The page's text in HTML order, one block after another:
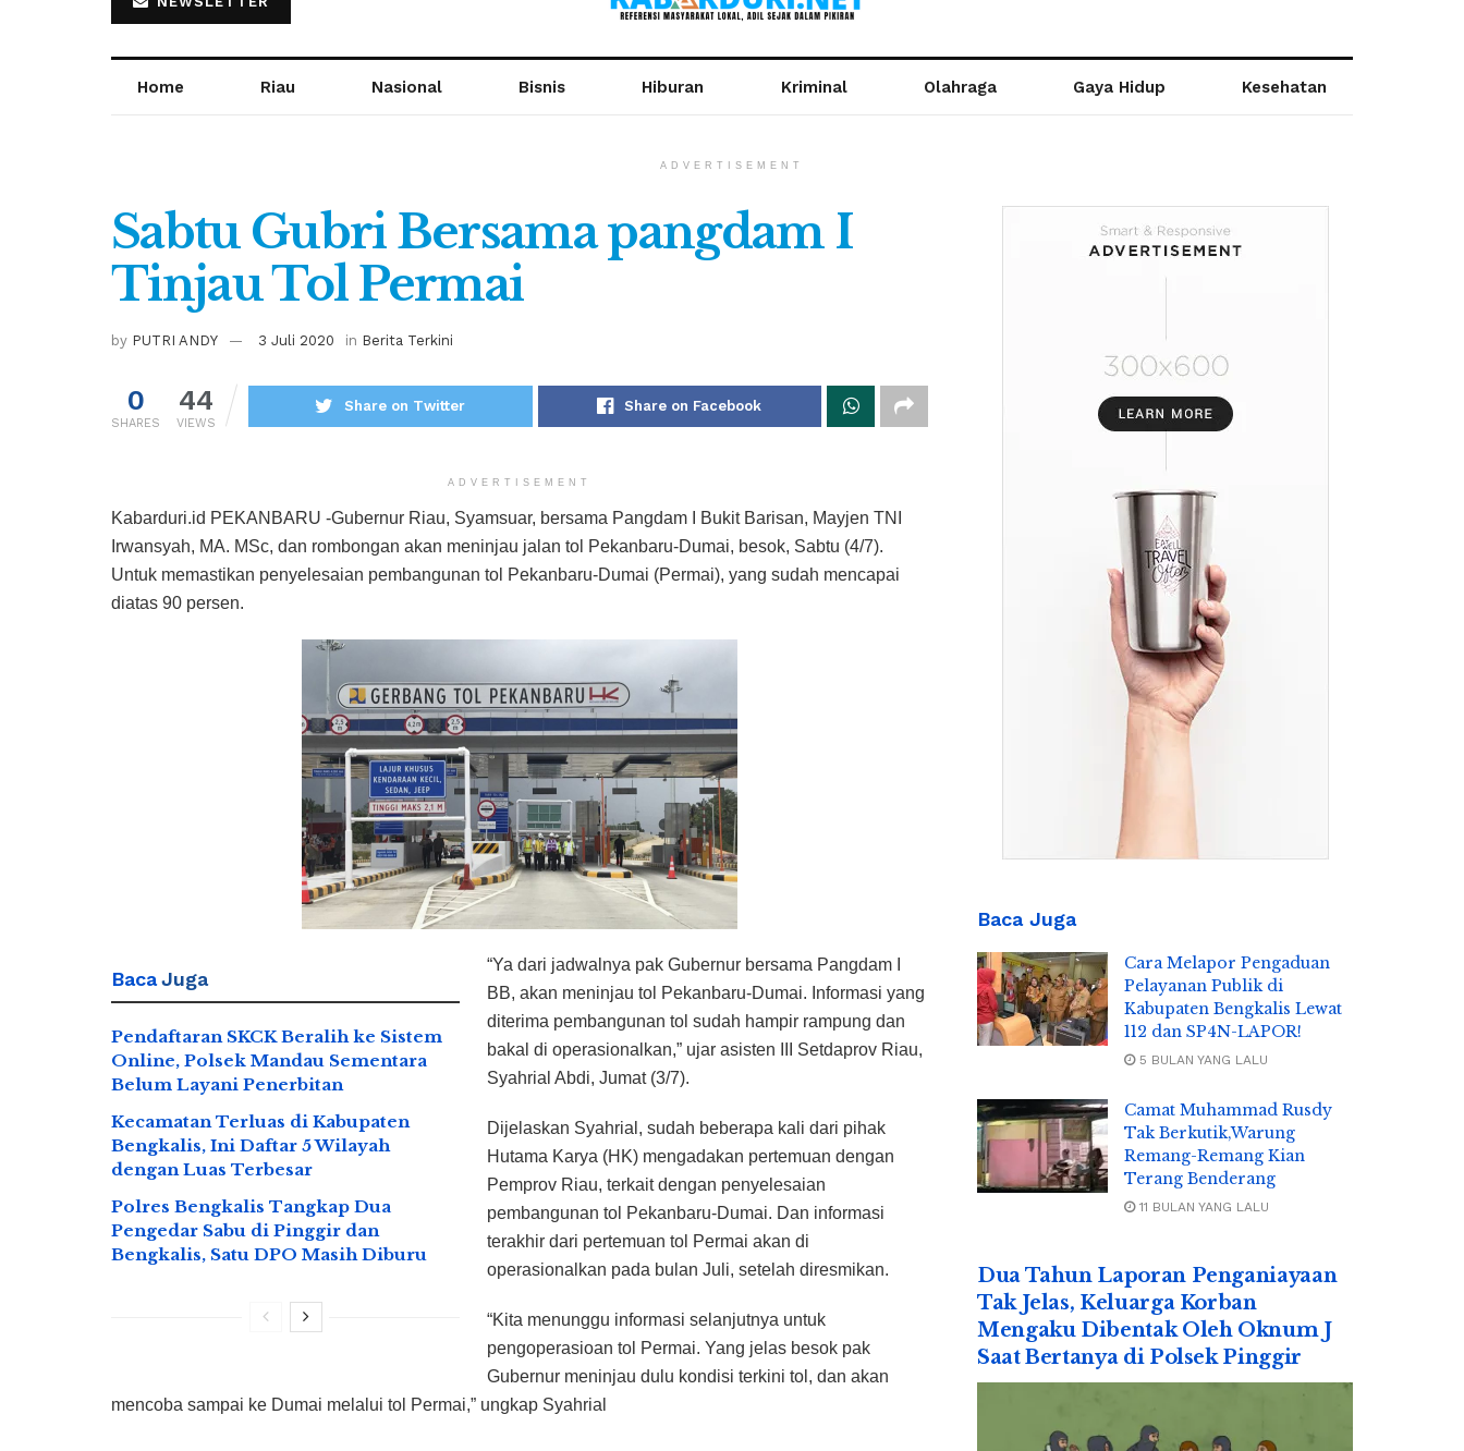
Home Riau Nasional Bisnis Hiburan Kriminal Olahraga Gaya Hidup Kesehatan
ADVERTISEMENT
Sabtu Gubri Bersama pangdam I
Tinjau Tol Permai
by PUTRI ANDY 3 Juli 2020 in Berita Terkini
0
SHARES
44
VIEWS
Share on Twitter Share on Facebook
ADVERTISEMENT
Kabarduri.id PEKANBARU -Gubernur Riau, Syamsuar, bersama Pangdam I Bukit Barisan, Mayjen TNI
Irwansyah, MA. MSc, dan rombongan akan meninjau jalan tol Pekanbaru-Dumai, besok, Sabtu (4/7).
Untuk memastikan penyelesaian pembangunan tol Pekanbaru-Dumai (Permai), yang sudah mencapai
diatas 90 persen.
BacaJuga
Pendaftaran SKCK Beralih ke Sistem
Online, Polsek Mandau Sementara
Belum Layani Penerbitan
Kecamatan Terluas di Kabupaten
Bengkalis, Ini Daftar 5 Wilayah
dengan Luas Terbesar
Polres Bengkalis Tangkap Dua
Pengedar Sabu di Pinggir dan
Bengkalis, Satu DPO Masih Diburu
“Ya dari jadwalnya pak Gubernur bersama Pangdam I
BB, akan meninjau tol Pekanbaru-Dumai. Informasi yang
diterima pembangunan tol sudah hampir rampung dan
bakal di operasionalkan,” ujar asisten III Setdaprov Riau,
Syahrial Abdi, Jumat (3/7).
Dijelaskan Syahrial, sudah beberapa kali dari pihak
Hutama Karya (HK) mengadakan pertemuan dengan
Pemprov Riau, terkait dengan penyelesaian
pembangunan tol Pekanbaru-Dumai. Dan informasi
terakhir dari pertemuan tol Permai akan di
operasionalkan pada bulan Juli, setelah diresmikan.
“Kita menunggu informasi selanjutnya untuk
pengoperasioan tol Permai. Yang jelas besok pak
Gubernur meninjau dulu kondisi terkini tol, dan akan
mencoba sampai ke Dumai melalui tol Permai,” ungkap Syahrial
Baca Juga
Cara Melapor Pengaduan
Pelayanan Publik di
Kabupaten Bengkalis Lewat
112 dan SP4N-LAPOR!
5 BULAN YANG LALU
Camat Muhammad Rusdy
Tak Berkutik,Warung
Remang-Remang Kian
Terang Benderang
11 BULAN YANG LALU
Dua Tahun Laporan Penganiayaan
Tak Jelas, Keluarga Korban
Mengaku Dibentak Oleh Oknum J
Saat Bertanya di Polsek Pinggir